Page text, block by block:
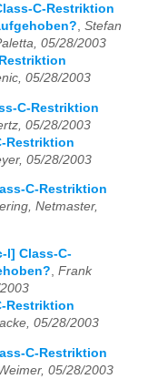
C-Restriktion
, Stefan
05/28/2003
05/28/2003
C-Restriktion
05/28/2003
Restriktion
05/28/2003
C-Restriktion
Netmaster,
l] Class-C-
Frank
Restriktion
05/28/2003
C-Restriktion
05/28/2003